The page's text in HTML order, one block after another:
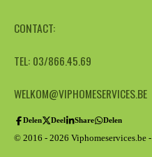
CONTACT:
TEL: 03/866.45.69
WELKOM@VIPHOMESERVICES.BE
Delen Deel Share Delen
© 2016 - 2026 Viphomeservices.be -